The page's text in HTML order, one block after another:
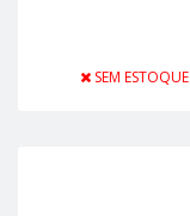
SEM ESTOQUE